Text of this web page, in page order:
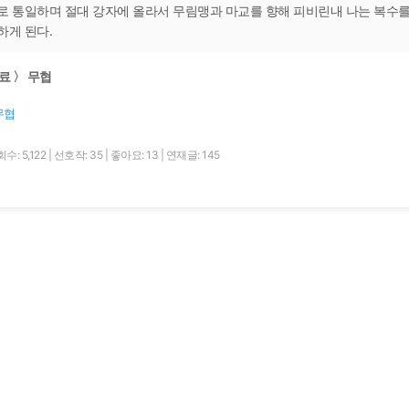
통일하며 절대 강자에 올라서 무림맹과 마교를 향해 피비린내 나는 복수
게 된다.
〉 무협
협
수: 5,122 선호작: 35 좋아요: 13 연재글: 145